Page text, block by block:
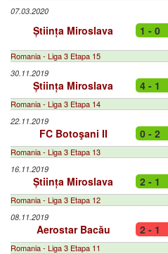
07.03.2020
Știința Miroslava 1 - 0
Romania - Liga 3 Etapa 15
30.11.2019
Știința Miroslava 4 - 1
Romania - Liga 3 Etapa 14
22.11.2019
FC Botoşani II 0 - 2
Romania - Liga 3 Etapa 13
16.11.2019
Știința Miroslava 2 - 1
Romania - Liga 3 Etapa 12
08.11.2019
Aerostar Bacău 2 - 1
Romania - Liga 3 Etapa 11